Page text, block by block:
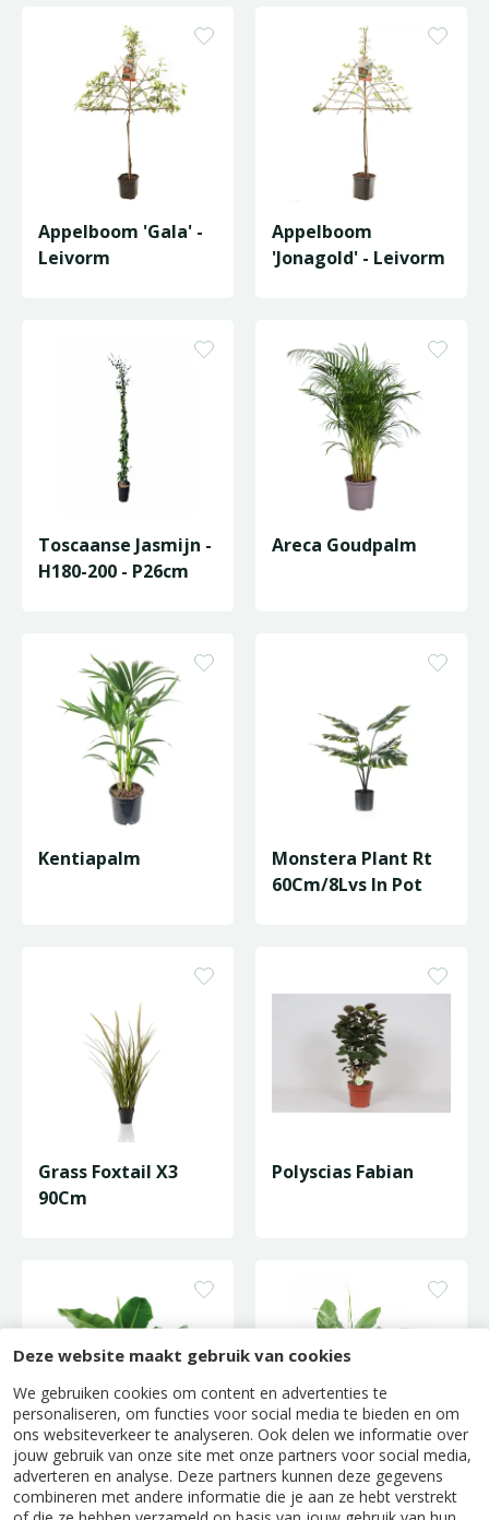
Deze website maakt gebruik van cookies
We gebruiken cookies om content en advertenties te
personaliseren, om functies voor social media te bieden en om
ons websiteverkeer te analyseren. Ook delen we informatie over
jouw gebruik van onze site met onze partners voor social media,
adverteren en analyse. Deze partners kunnen deze gegevens
combineren met andere informatie die je aan ze hebt verstrekt
Appelboom 'Gala' -
Leivorm
Appelboom
'Jonagold' - Leivorm
Toscaanse Jasmijn -
H180-200 - P26cm
Areca Goudpalm
Kentiapalm
Monstera Plant Rt
60Cm/8Lvs In Pot
Grass Foxtail X3
90Cm
Polyscias Fabian
Musa Dwarf
Cavendish -
Lepelplant 'Sweet
Sebastiano' - P24cm